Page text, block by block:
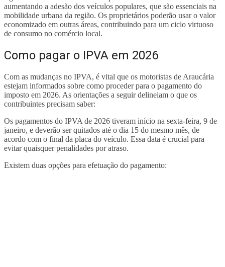
aumentando a adesão dos veículos populares, que são essenciais na
mobilidade urbana da região. Os proprietários poderão usar o valor
economizado em outras áreas, contribuindo para um ciclo virtuoso
de consumo no comércio local.
Como pagar o IPVA em 2026
Com as mudanças no IPVA, é vital que os motoristas de Araucária
estejam informados sobre como proceder para o pagamento do
imposto em 2026. As orientações a seguir delineiam o que os
contribuintes precisam saber:
Os pagamentos do IPVA de 2026 tiveram início na sexta-feira, 9 de
janeiro, e deverão ser quitados até o dia 15 do mesmo mês, de
acordo com o final da placa do veículo. Essa data é crucial para
evitar quaisquer penalidades por atraso.
Existem duas opções para efetuação do pagamento: